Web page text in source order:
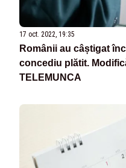
17 oct. 2022, 19:35
Românii au câștigat
concediu plătit.
TELEMUNCA